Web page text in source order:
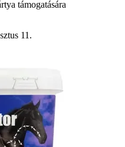
támogatására
11.